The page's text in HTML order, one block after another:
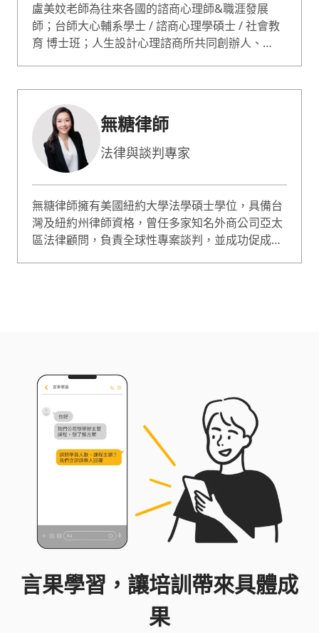
盧美妏老師為往來各國的諮商心理師&職涯發展
師；台師大心輔系學士 / 諮商心理學碩士 / 社會教
育 博士班；人生設計心理諮商所共同創辦人、
選最有影響力的 50 位心理諮詢師。諮詢服務超過
10000人次；專長職業生涯規劃、自信 / 自我價值
提升、性少數 / 非典型關係。
無糖律師
法律與談判專家
無糖律師擁有美國紐約大學法學碩士學位，具備台
灣及紐約州律師資格，曾任多家知名外商公司亞太
區法律顧問，負責全球性專案談判，並成功促成多
業了解法律、及時規劃相關組織、教育訓練並以此
協助法律風險之控管並取得優勢。
言果學習，讓培訓帶來具體成
果